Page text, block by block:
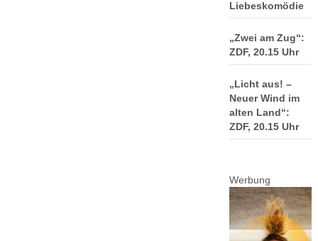
Liebeskomödie
„Zwei am Zug“:
ZDF, 20.15 Uhr
„Licht aus! –
Neuer Wind im
alten Land“:
ZDF, 20.15 Uhr
Werbung